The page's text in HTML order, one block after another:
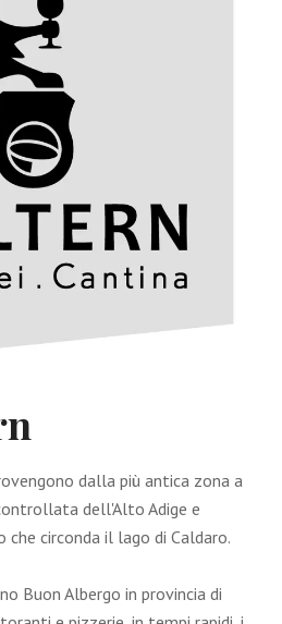
dalla più antica zona a
dell'Alto Adige e
circonda il lago di Caldaro.
Buon Albergo in provincia di